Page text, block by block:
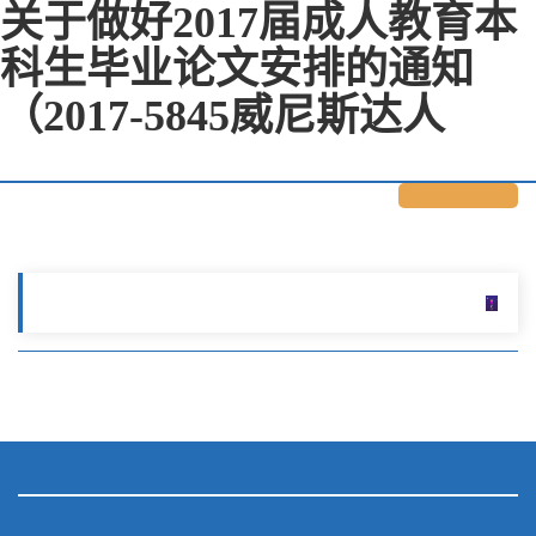
关于做好2017届成人教育本
科生毕业论文安排的通知
（2017-5845威尼斯达人